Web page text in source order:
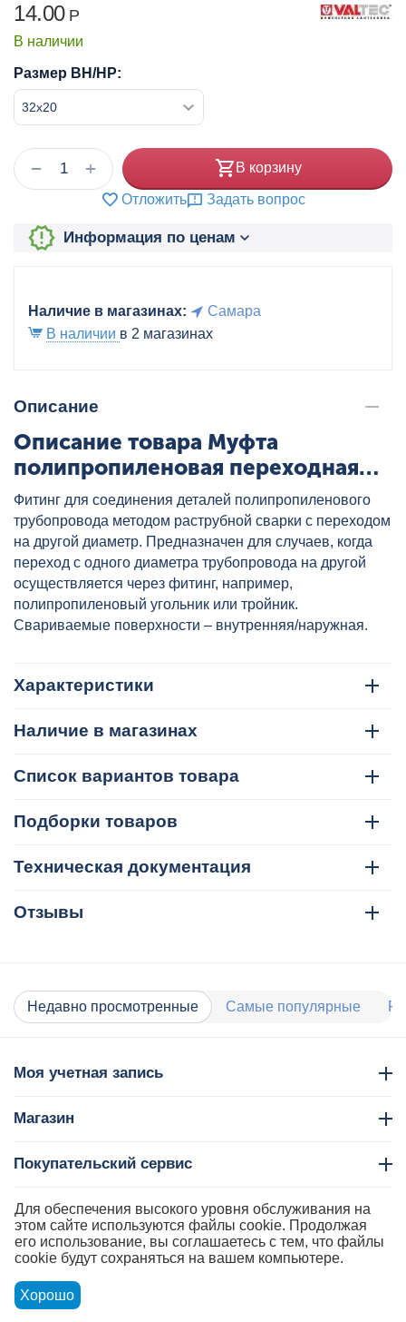
14.00 Р
В наличии
Размер ВН/НР:
+
− В корзину
Отложить Задать вопрос
Информация по ценам
Наличие в магазинах:
Самара
В наличии в 2 магазинах
Описание
Описание товара Муфта
полипропиленовая переходная
ВН/НР 32x20 бел. VALTEC,
артикул: VTp.704.0.032020
Фитинг для соединения деталей полипропиленового
трубопровода методом раструбной сварки с переходом
на другой диаметр. Предназначен для случаев, когда
переход с одного диаметра трубопровода на другой
осуществляется через фитинг, например,
полипропиленовый угольник или тройник.
Свариваемые поверхности – внутренняя/наружная.
Характеристики
Наличие в магазинах
Список вариантов товара
Подборки товаров
Техническая документация
Отзывы
Недавно просмотренные Самые популярные
Моя учетная запись
Магазин
Покупательский сервис
Контакты
Для обеспечения высокого уровня обслуживания на
этом сайте используются файлы cookie. Продолжая
его использование, вы соглашаетесь с тем, что файлы
cookie будут сохраняться на вашем компьютере.
Хорошо